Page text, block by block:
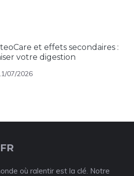
et effets secondaires :
votre digestion
07/2026
où ralentir est la clé. Notre